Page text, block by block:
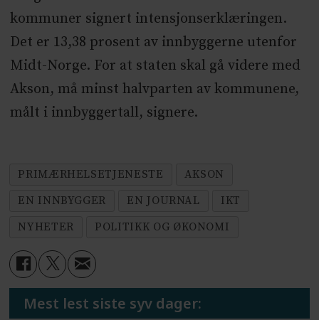
kommuner signert intensjonserklæringen.
Det er 13,38 prosent av innbyggerne utenfor
Midt-Norge. For at staten skal gå videre med
Akson, må minst halvparten av kommunene,
målt i innbyggertall, signere.
PRIMÆRHELSETJENESTE
AKSON
EN INNBYGGER
EN JOURNAL
IKT
NYHETER
POLITIKK OG ØKONOMI
Mest lest siste syv dager: